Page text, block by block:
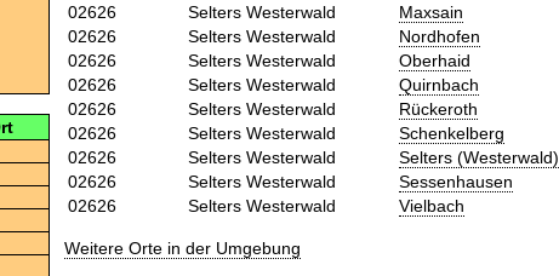
02626
Selters Westerwald Maxsain
02626
Selters Westerwald Nordhofen
02626
Selters Westerwald Oberhaid
02626
Selters Westerwald Quirnbach
02626
Selters Westerwald Rückeroth
02626
Selters Westerwald Schenkelberg
02626
Selters Westerwald Selters (Westerwald)
02626
Selters Westerwald Sessenhausen
02626
Selters Westerwald Vielbach
Weitere Orte in der Umgebung